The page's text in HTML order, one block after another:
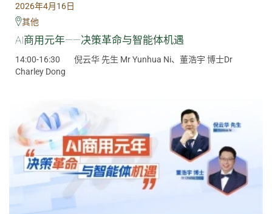
2026年4月16日
其他
AI商用元年——决策革命与智能体机遇
14:00-16:30
倪云华 先生 Mr Yunhua Ni、董浩宇 博士Dr
Charley Dong